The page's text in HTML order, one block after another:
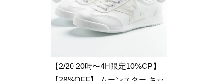
【2/20 20時〜4H限定10%CP】